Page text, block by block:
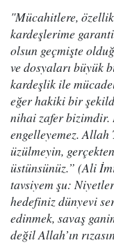
"Mücahitlere,
kardeşlerime
olsun geçmişte
ve dosyaları büyük
kardeşlik ile
eğer hakiki bir
nihai zafer
engelleyemez.
üzülmeyin,
üstünsünüz.” (Ali
tavsiyem şu:
hedefiniz dünyevi
edinmek, savaş
değil Allah’ın